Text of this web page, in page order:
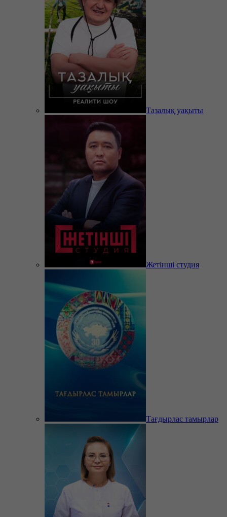
Тазалық уақыты
Жетінші студия
Тағдырлас тамырлар